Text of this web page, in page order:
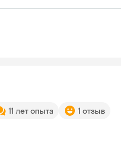
11 лет опыта 1 отзыв